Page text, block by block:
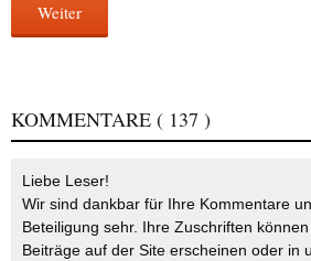
Weiter
KOMMENTARE ( 137 )
Liebe Leser!
Wir sind dankbar für Ihre Kommentare
Beteiligung sehr. Ihre Zuschriften
Beiträge auf der Site erscheinen oder in